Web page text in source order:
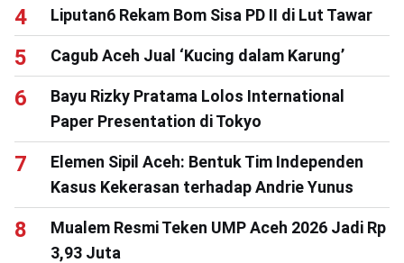
Liputan6 Rekam Bom Sisa PD II di Lut Tawar
Cagub Aceh Jual ‘Kucing dalam Karung’
Bayu Rizky Pratama Lolos International
Paper Presentation di Tokyo
Elemen Sipil Aceh: Bentuk Tim Independen
Kasus Kekerasan terhadap Andrie Yunus
Mualem Resmi Teken UMP Aceh 2026 Jadi Rp
3,93 Juta